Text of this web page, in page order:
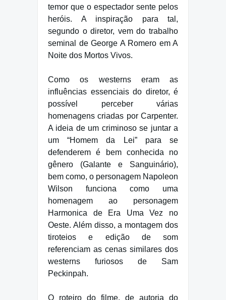
temor que o espectador sente pelos
heróis. A inspiração para tal,
segundo o diretor, vem do trabalho
seminal de George A Romero em A
Noite dos Mortos Vivos.
Como os westerns eram as
influências essenciais do diretor, é
possível perceber várias
homenagens criadas por Carpenter.
A ideia de um criminoso se juntar a
um “Homem da Lei” para se
defenderem é bem conhecida no
gênero (Galante e Sanguinário),
bem como, o personagem Napoleon
Wilson funciona como uma
homenagem ao personagem
Harmonica de Era Uma Vez no
Oeste. Além disso, a montagem dos
tiroteios e edição de som
referenciam as cenas similares dos
westerns furiosos de Sam
Peckinpah.
O roteiro do filme, de autoria do